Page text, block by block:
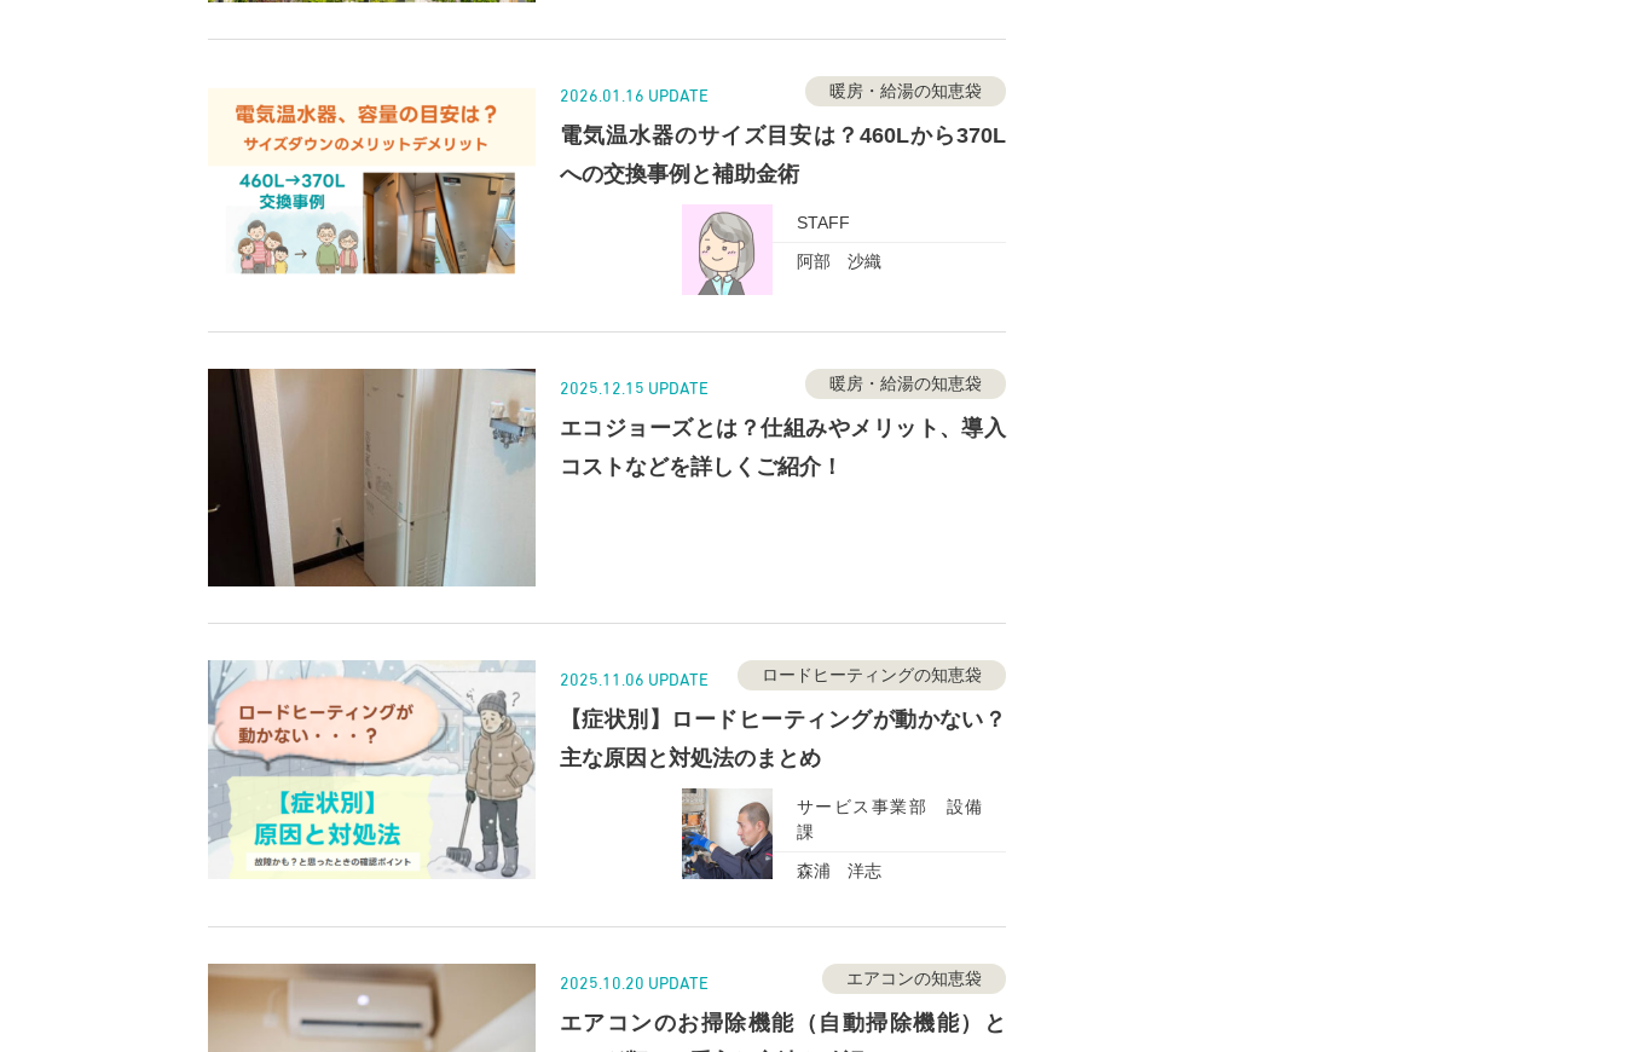
暖房・給湯の知恵袋
2026.01.16 UPDATE
電気温水器のサイズ目安は？460Lから370L
への交換事例と補助金術
STAFF
阿部 沙織
暖房・給湯の知恵袋
2025.12.15 UPDATE
エコジョーズとは？仕組みやメリット、導入
コストなどを詳しくご紹介！
ロードヒーティングの知恵袋
2025.11.06 UPDATE
【症状別】ロードヒーティングが動かない？
主な原因と対処法のまとめ
サービス事業部 設備
課
森浦 洋志
エアコンの知恵袋
2025.10.20 UPDATE
エアコンのお掃除機能（自動掃除機能）と